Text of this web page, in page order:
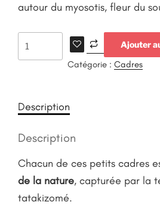
autour du myosotis, fleur du
Ajouter
Catégorie : Cadres
Description
Description
Chacun de ces petits cadres
de la nature, capturée par la
tatakizomé.